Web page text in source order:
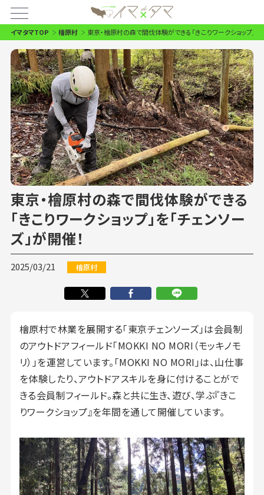
イマタマTOP 檜原村 東京・檜原村の森で間伐体験ができる「きこりワークショップ」を
東京・檜原村の森で間伐体験ができる
「きこりワークショップ」を「チェンソー
ズ」が開催！
2025/03/21 檜原村
檜原村で林業を展開する「東京チェンソーズ」は会員制
のアウトドアフィールド「MOKKI NO MORI（モッキノモ
リ）」を運営しています。「MOKKI NO MORI」は、山仕事
を体験したり、アウトドアスキルを身に付けることがで
きる会員制フィールド。森と共に生き、遊び、学ぶ『きこ
りワークショップ』を年間を通して開催しています。